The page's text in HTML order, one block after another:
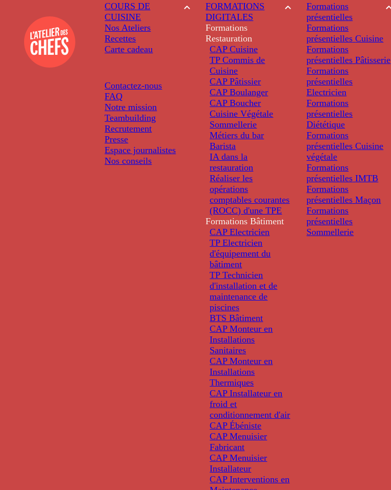
COURS DE
CUISINE
Nos Ateliers
Recettes
Carte cadeau
Contactez-nous
FAQ
Notre mission
Teambuilding
Recrutement
Presse
Espace journalistes
Nos conseils
FORMATIONS
DIGITALES
Formations
Restauration
CAP Cuisine
TP Commis de
Cuisine
CAP Pâtissier
CAP Boulanger
CAP Boucher
Cuisine Végétale
Sommellerie
Métiers du bar
Barista
IA dans la
restauration
Réaliser les
opérations
comptables courantes
(ROCC) d'une TPE
Formations Bâtiment
CAP Electricien
TP Electricien
d'équipement du
bâtiment
TP Technicien
d'installation et de
maintenance de
piscines
BTS Bâtiment
CAP Monteur en
Installations
Sanitaires
CAP Monteur en
Installations
Thermiques
CAP Installateur en
froid et
conditionnement d'air
CAP Ébéniste
CAP Menuisier
Fabricant
CAP Menuisier
Installateur
CAP Interventions en
Formations
présentielles
Formations
présentielles Cuisine
Formations
présentielles Pâtisserie
Formations
présentielles
Electricien
Formations
présentielles
Diététique
Formations
présentielles Cuisine
végétale
Formations
présentielles IMTB
Formations
présentielles Maçon
Formations
présentielles
Sommellerie